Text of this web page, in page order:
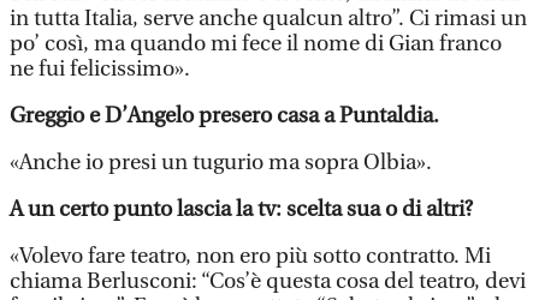
in tutta Italia, serve anche qualcun altro”. Ci rimasi un
po’ così, ma quando mi fece il nome di Gian franco
ne fui felicissimo».
Greggio e D’Angelo presero casa a Puntaldia.
«Anche io presi un tugurio ma sopra Olbia».
A un certo punto lascia la tv: scelta sua o di altri?
«Volevo fare teatro, non ero più sotto contratto. Mi
chiama Berlusconi: “Cos’è questa cosa del teatro, devi